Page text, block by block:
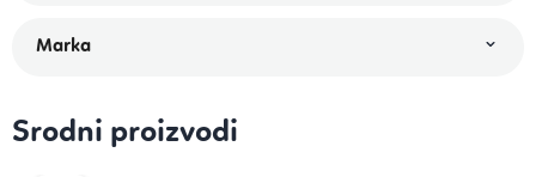
Srodni proizvodi